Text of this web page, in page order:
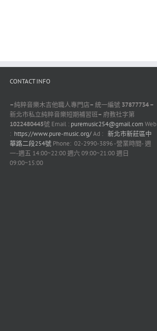
CONTACT INFO
–純粹音樂木吉他職人專門店– 統一編號 37877734 –
新北市私立純粹音樂短期補習班– 府教社字第
1022480445號 Email : puremusic254@gmail.com Web
: https://www.pure-music.org/Ad : 新北市新莊區中
華路二段254號 Phone: 02-2990-3896 -營業時間- 週
一-週五 14:00~22:00 週六 09:00~21:00 週日
09:00~15:00